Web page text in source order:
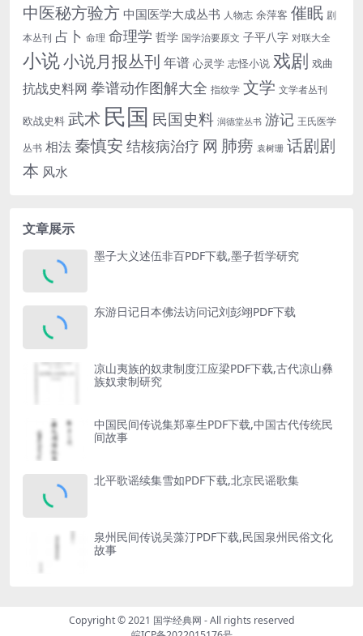
中医秘方验方 中国医学大成丛书 人物志 余萍客 催眠 剧
本丛刊 占卜 命理 命理学 哲学 国学治要原文 子平八字 对联大全
小说小说月报丛刊 年谱 心灵学 志怪小说 戏剧 戏曲
抗战史料网 拳谱动作图解大全 指纹学 文学 文学者丛刊
欧战史料 武术 民国 民国史料 润德堂丛书 游记 王氏医学
丛书 相法 秦慎安 结核病治疗 网 肺痨 袁树珊 话剧剧
本 风水
文章展示
墨子大义述伍非百PDF下载,墨子哲学研究
东游日记日本佛法访问记刘彭翊PDF下载
凉山夷族的奴隶制度江应梁PDF下载,古代凉山彝
族奴隶制研究
中国民间传说集郑辜生PDF下载,中国古代传统民
间故事
北平歌谣续集雪如PDF下载,北京民谣歌集
泉州民间传说吴藻汀PDF下载,民国泉州民俗文化
故事
Copyright © 2021 国学经典网 - All rights reserved